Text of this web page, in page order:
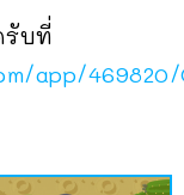
รับที่
app/